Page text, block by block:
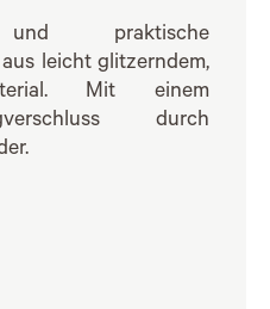
und praktische
leicht glitzerndem,
Mit einem
durch